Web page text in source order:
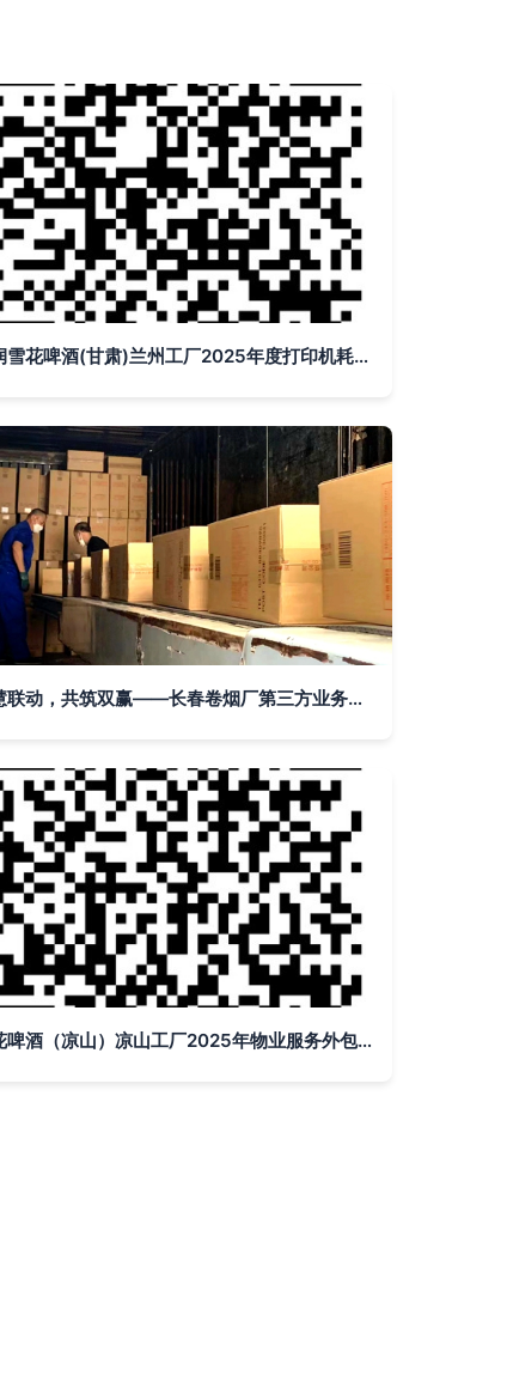
华润雪花啤酒(甘肃)兰州工厂2025年度打印机耗材及维修外包业务询价采购公告
智慧联动，共筑双赢——长春卷烟厂第三方业务外包人员积极助力企业疫情防控和生产经营
雪花啤酒（凉山）凉山工厂2025年物业服务外包业务公开招标采购中标候选人公示——基于云的业务外包服务模式分析